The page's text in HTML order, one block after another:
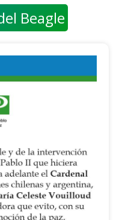
Beagle